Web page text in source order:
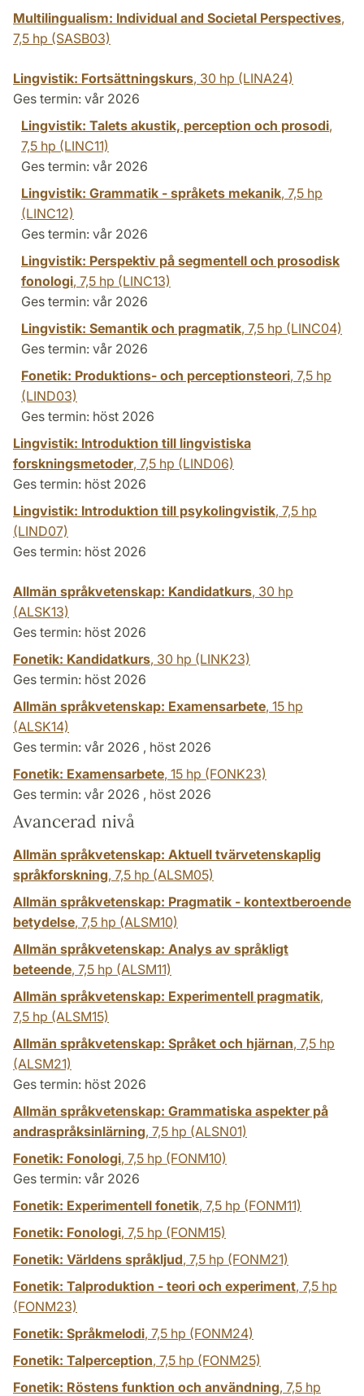
Multilingualism: Individual and Societal Perspectives,
7,5 hp (SASB03)
Lingvistik: Fortsättningskurs, 30 hp (LINA24)
Ges termin: vår 2026
Lingvistik: Talets akustik, perception och prosodi,
7,5 hp (LINC11)
Ges termin: vår 2026
Lingvistik: Grammatik - språkets mekanik, 7,5 hp
(LINC12)
Ges termin: vår 2026
Lingvistik: Perspektiv på segmentell och prosodisk
fonologi, 7,5 hp (LINC13)
Ges termin: vår 2026
Lingvistik: Semantik och pragmatik, 7,5 hp (LINC04)
Ges termin: vår 2026
Fonetik: Produktions- och perceptionsteori, 7,5 hp
(LIND03)
Ges termin: höst 2026
Lingvistik: Introduktion till lingvistiska
forskningsmetoder, 7,5 hp (LIND06)
Ges termin: höst 2026
Lingvistik: Introduktion till psykolingvistik, 7,5 hp
(LIND07)
Ges termin: höst 2026
Allmän språkvetenskap: Kandidatkurs, 30 hp
(ALSK13)
Ges termin: höst 2026
Fonetik: Kandidatkurs, 30 hp (LINK23)
Ges termin: höst 2026
Allmän språkvetenskap: Examensarbete, 15 hp
(ALSK14)
Ges termin: vår 2026 , höst 2026
Fonetik: Examensarbete, 15 hp (FONK23)
Ges termin: vår 2026 , höst 2026
Avancerad nivå
Allmän språkvetenskap: Aktuell tvärvetenskaplig
språkforskning, 7,5 hp (ALSM05)
Allmän språkvetenskap: Pragmatik - kontextberoende
betydelse, 7,5 hp (ALSM10)
Allmän språkvetenskap: Analys av språkligt
beteende, 7,5 hp (ALSM11)
Allmän språkvetenskap: Experimentell pragmatik,
7,5 hp (ALSM15)
Allmän språkvetenskap: Språket och hjärnan, 7,5 hp
(ALSM21)
Ges termin: höst 2026
Allmän språkvetenskap: Grammatiska aspekter på
andraspråksinlärning, 7,5 hp (ALSN01)
Fonetik: Fonologi, 7,5 hp (FONM10)
Ges termin: vår 2026
Fonetik: Experimentell fonetik, 7,5 hp (FONM11)
Fonetik: Fonologi, 7,5 hp (FONM15)
Fonetik: Världens språkljud, 7,5 hp (FONM21)
Fonetik: Talproduktion - teori och experiment, 7,5 hp
(FONM23)
Fonetik: Språkmelodi, 7,5 hp (FONM24)
Fonetik: Talperception, 7,5 hp (FONM25)
Fonetik: Röstens funktion och användning, 7,5 hp